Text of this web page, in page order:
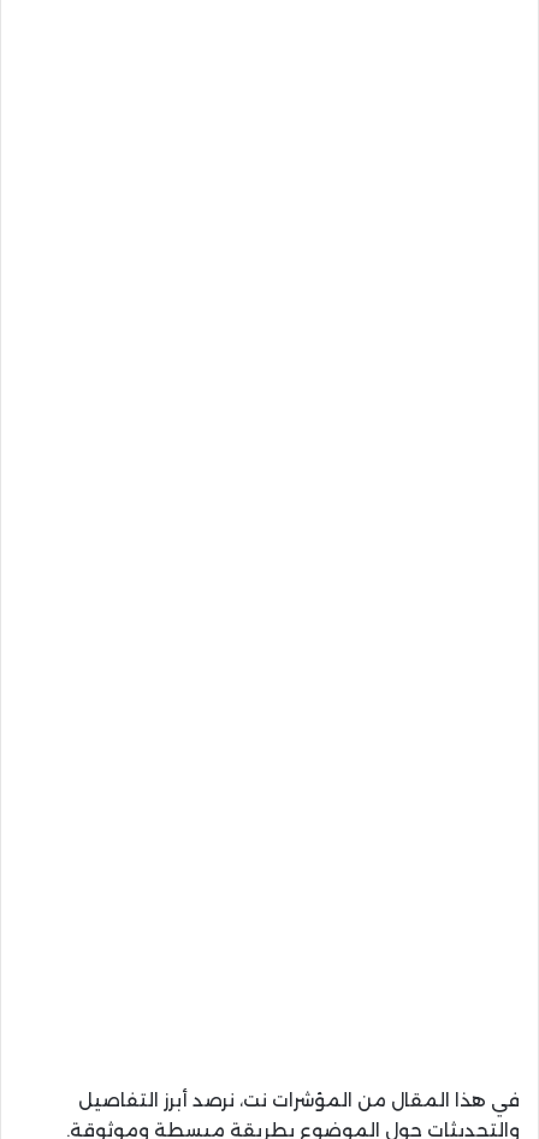
في هذا المقال من المؤشرات نت، نرصد أبرز التفاصيل
والتحديثات حول الموضوع بطريقة مبسطة وموثوقة.